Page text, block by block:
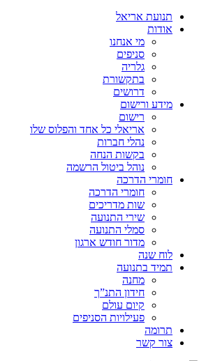
תנועת אריאל
אודות
מי אנחנו
סניפים
גלריה
בתקשורת
דרושים
מידע ורישום
רישום
אריאלי כל אחד והפלוס שלו
נהלי חברות
בקשות הנחה
נוהל ביטול הרשמה
חומרי הדרכה
חומרי הדרכה
שות מדריכים
שירי התנועה
סמלי התנועה
מדור חודש ארגון
לוח שנה
תמיד בתנועה
מחנה
חידון התנ”ך
קיום עולם
פעילויות הסניפים
תרומה
צור קשר